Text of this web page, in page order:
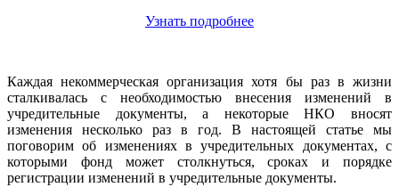
Узнать подробнее
Каждая некоммерческая организация хотя бы раз в жизни
сталкивалась с необходимостью внесения изменений в
учредительные документы, а некоторые НКО вносят
изменения несколько раз в год. В настоящей статье мы
поговорим об изменениях в учредительных документах, с
которыми фонд может столкнуться, сроках и порядке
регистрации изменений в учредительные документы.